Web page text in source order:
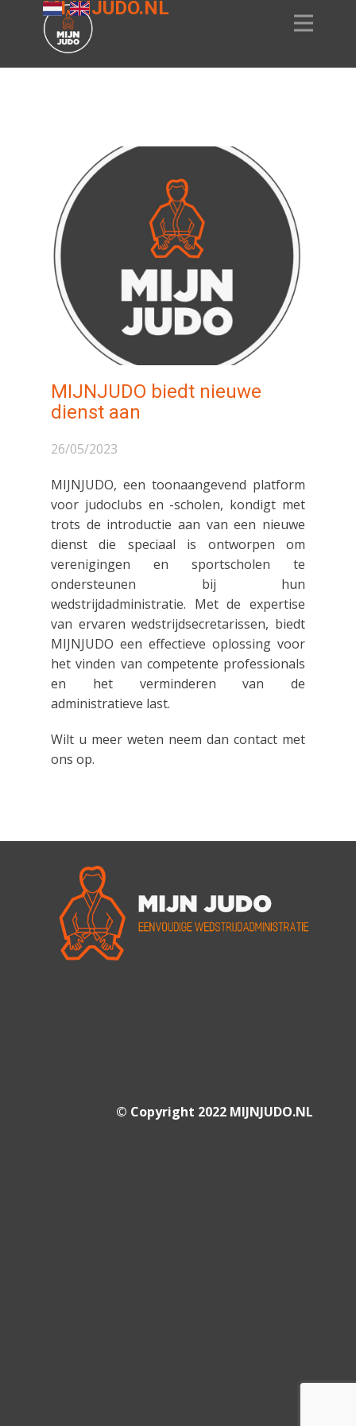
MIJNJUDO.NL
MIJNJUDO biedt nieuwe
dienst aan
26/05/2023
MIJNJUDO, een toonaangevend platform
voor judoclubs en -scholen, kondigt met
trots de introductie aan van een nieuwe
dienst die speciaal is ontworpen om
verenigingen en sportscholen te
ondersteunen bij hun
wedstrijdadministratie. Met de expertise
van ervaren wedstrijdsecretarissen, biedt
MIJNJUDO een effectieve oplossing voor
het vinden van competente professionals
en het verminderen van de
administratieve last.
Wilt u meer weten neem dan contact met
ons op.
© Copyright 2022 MIJNJUDO.NL